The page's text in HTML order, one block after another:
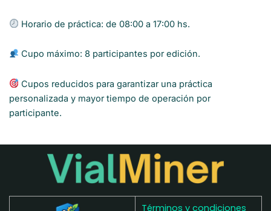
Horario de práctica: de 08:00 a 17:00 hs.
Cupo máximo: 8 participantes por edición.
Cupos reducidos para garantizar una práctica
personalizada y mayor tiempo de operación por
participante.
Términos y condiciones